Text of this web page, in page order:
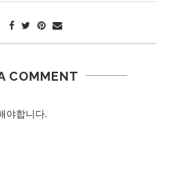
COMMENT
야합니다.